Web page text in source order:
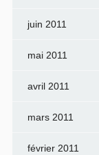
juin 2011
mai 2011
avril 2011
mars 2011
février 2011